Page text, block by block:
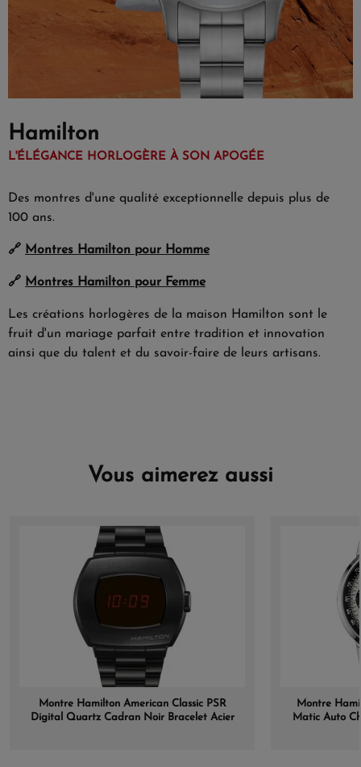
Hamilton
L'ÉLÉGANCE HORLOGÈRE À SON APOGÉE
Des montres d'une qualité exceptionnelle depuis plus de
100 ans.
🔗 Montres Hamilton pour Homme
🔗 Montres Hamilton pour Femme
Les créations horlogères de la maison Hamilton sont le
fruit d'un mariage parfait entre tradition et innovation
ainsi que du talent et du savoir-faire de leurs artisans.
Vous aimerez aussi
Montre Hamilton American Classic PSR
Digital Quartz Cadran Noir Bracelet Acier
Montre
Matic Auto